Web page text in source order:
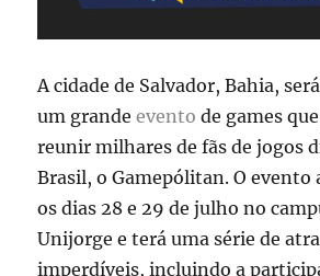
A cidade de Salvador, Bahia,
um grandeeventode games
reunir milhares de fãs de jogos
Brasil, o Gamepólitan. O evento
os dias 28 e 29 de julho no
Unijorge e terá uma série de
imperdíveis, incluindo a